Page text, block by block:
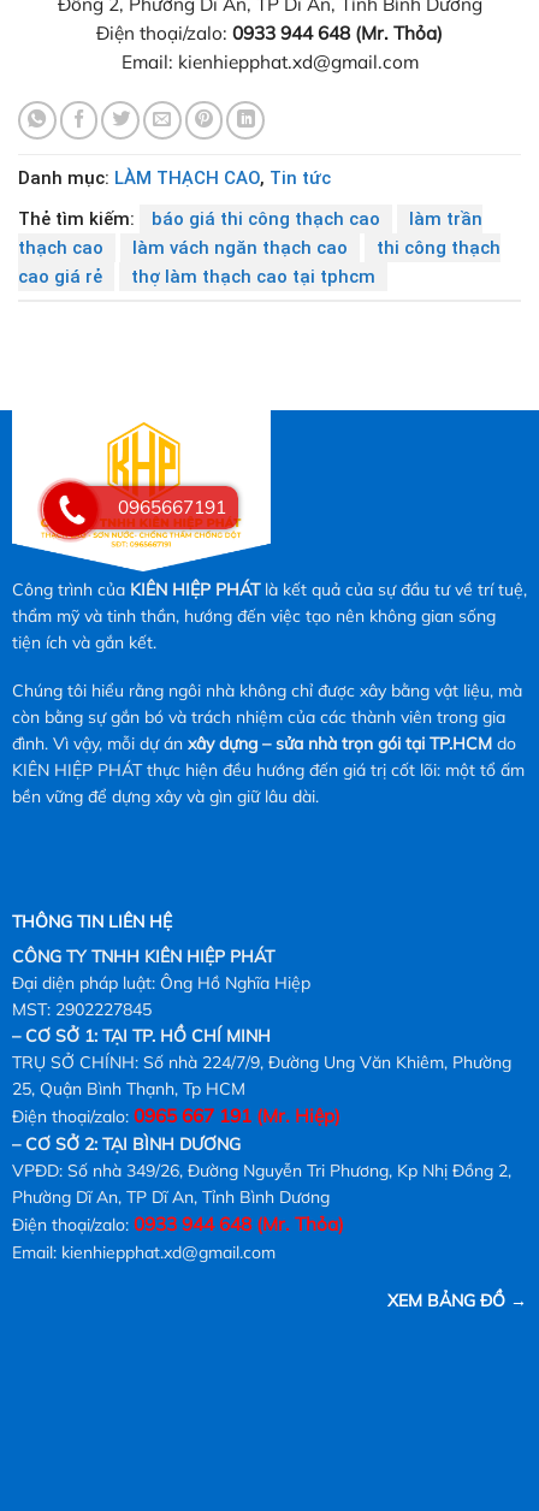
Điện thoại/zalo: 0933 944 648 (Mr. Thỏa)
Email: kienhiepphat.xd@gmail.com
Danh mục: LÀM THẠCH CAO, Tin tức
Thẻ tìm kiếm:
báo giá thi công thạch cao
làm trần
thạch cao
làm vách ngăn thạch cao
thi công thạch
cao giá rẻ
thợ làm thạch cao tại tphcm
Công trình của KIÊN HIỆP PHÁTlà kết quả của sự đầu tư về trí tuệ,
thẩm mỹ và tinh thần, hướng đến việc tạo nên không gian sống
tiện ích và gắn kết.
Chúng tôi hiểu rằng ngôi nhà không chỉ được xây bằng vật liệu, mà
còn bằng sự gắn bó và trách nhiệm của các thành viên trong gia
đình. Vì vậy, mỗi dự án xây dựng – sửa nhà trọn gói tại TP.HCMdo
KIÊN HIỆP PHÁT thực hiện đều hướng đến giá trị cốt lõi: một tổ ấm
bền vững để dựng xây và gìn giữ lâu dài.
THÔNG TIN LIÊN HỆ
CÔNG TY TNHH KIÊN HIỆP PHÁT
Đại diện pháp luật: Ông Hồ Nghĩa Hiệp
MST: 2902227845
– CƠ SỞ 1: TẠI TP. HỒ CHÍ MINH
TRỤ SỞ CHÍNH: Số nhà 224/7/9, Đường Ung Văn Khiêm, Phường
25, Quận Bình Thạnh, Tp HCM
Điện thoại/zalo: 0965 667 191(Mr. Hiệp)
– CƠ SỞ 2: TẠI BÌNH DƯƠNG
VPĐD: Số nhà 349/26, Đường Nguyễn Tri Phương, Kp Nhị Đồng 2,
Phường Dĩ An, TP Dĩ An, Tỉnh Bình Dương
Điện thoại/zalo: 0933 944 648 (Mr. Thỏa)
Email: kienhiepphat.xd@gmail.com
XEM BẢNG ĐỒ →
0965667191